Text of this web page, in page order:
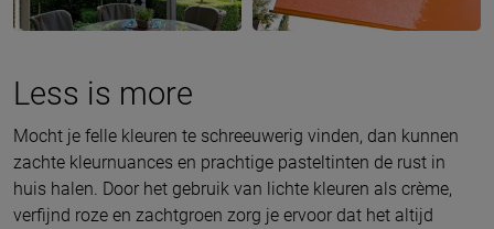
Less is more
Mocht je felle kleuren te schreeuwerig vinden, dan kunnen
zachte kleurnuances en prachtige pasteltinten de rust in
huis halen. Door het gebruik van lichte kleuren als crème,
verfijnd roze en zachtgroen zorg je ervoor dat het altijd